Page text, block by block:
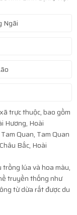
Ngãi
trực thuộc, bao gồm
Hương, Hoài
Quan, Tam Quan
Bắc, Hoài
lúa và hoa màu,
truyền thống như
từ dừa rất được du